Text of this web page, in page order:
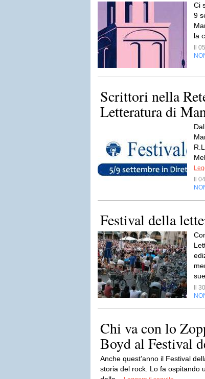
Ci
9
la
Il
Scrittori nella
Letteratura di
Il
Festival della
Il
Chi va con lo
Boyd al Festival
Anche quest’anno il Festival
storia del rock. Lo fa ospitando